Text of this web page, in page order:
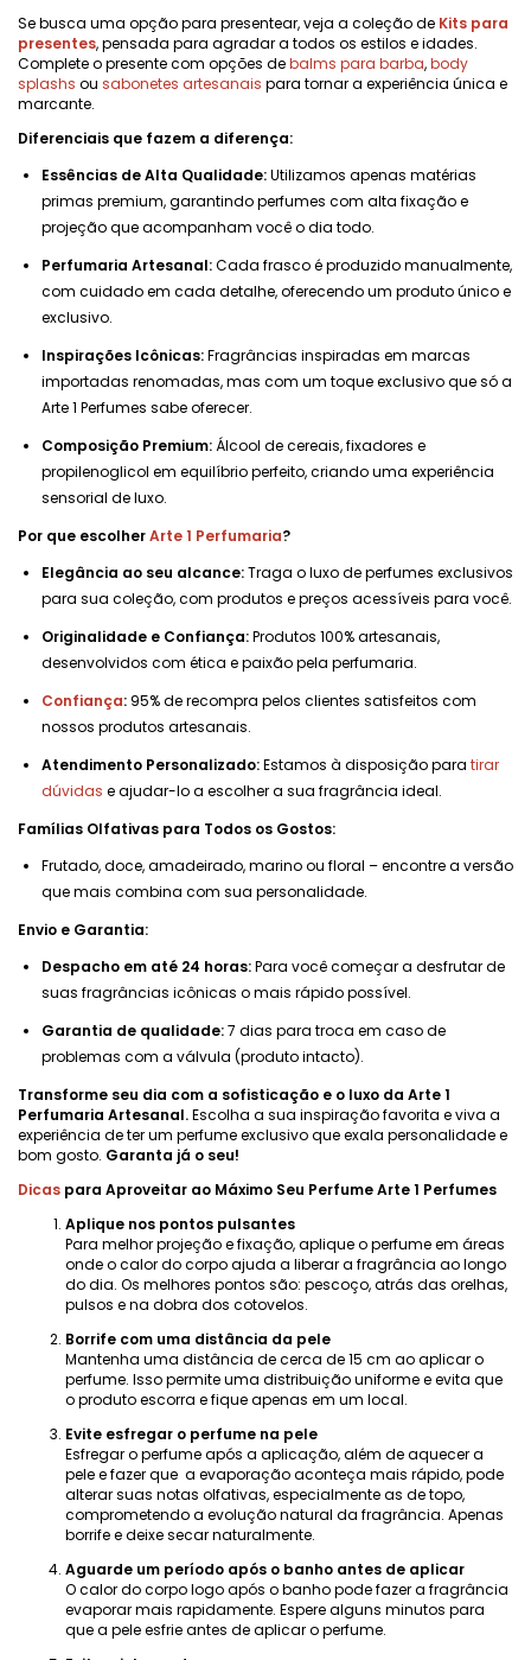
Se busca uma opção para presentear, veja a coleção de Kits para
presentes, pensada para agradar a todos os estilos e idades.
Complete o presente com opções debalms para barba,body
splashs ou sabonetes artesanais para tornar a experiência única e
marcante.
Diferenciais que fazem a diferença:
Essências de Alta Qualidade:Utilizamos apenas matérias
primas premium, garantindo perfumes com alta fixação e
projeção que acompanham você o dia todo.
Perfumaria Artesanal:Cada frasco é produzido manualmente,
com cuidado em cada detalhe, oferecendo um produto único e
exclusivo.
Inspirações Icônicas:Fragrâncias inspiradas em marcas
importadas renomadas, mas com um toque exclusivo que só a
Arte 1 Perfumes sabe oferecer.
Composição Premium:Álcool de cereais, fixadores e
propilenoglicol em equilíbrio perfeito, criando uma experiência
sensorial de luxo.
Por que escolherArte 1 Perfumaria?
Elegância ao seu alcance:Traga o luxo de perfumes exclusivos
para sua coleção, com produtos e preços acessíveis para você.
Originalidade e Confiança:Produtos 100% artesanais,
desenvolvidos com ética e paixão pela perfumaria.
Confiança: 95% de recompra pelos clientes satisfeitos com
nossos produtos artesanais.
Atendimento Personalizado:Estamos à disposição para tirar
dúvidas e ajudar-lo a escolher a sua fragrância ideal.
Famílias Olfativas para Todos os Gostos:
Frutado, doce, amadeirado, marino ou floral – encontre a versão
que mais combina com sua personalidade.
Envio e Garantia:
Despacho em até 24 horas:Para você começar a desfrutar de
suas fragrâncias icônicas o mais rápido possível.
Garantia de qualidade:7 dias para troca em caso de
problemas com a válvula (produto intacto).
Transforme seu dia com a sofisticação e o luxo da Arte 1
Perfumaria Artesanal.Escolha a sua inspiração favorita e viva a
experiência de ter um perfume exclusivo que exala personalidade e
bom gosto. Garanta já o seu!
Dicas para Aproveitar ao Máximo Seu Perfume Arte 1 Perfumes
Aplique nos pontos pulsantes
Para melhor projeção e fixação, aplique o perfume em áreas
onde o calor do corpo ajuda a liberar a fragrância ao longo
do dia. Os melhores pontos são: pescoço, atrás das orelhas,
pulsos e na dobra dos cotovelos.
Borrife com uma distância da pele
Mantenha uma distância de cerca de 15 cm ao aplicar o
perfume. Isso permite uma distribuição uniforme e evita que
o produto escorra e fique apenas em um local.
Evite esfregar o perfume na pele
Esfregar o perfume após a aplicação, além de aquecer a
pele e fazer que a evaporação aconteça mais rápido, pode
alterar suas notas olfativas, especialmente as de topo,
comprometendo a evolução natural da fragrância. Apenas
borrife e deixe secar naturalmente.
Aguarde um período após o banho antes de aplicar
O calor do corpo logo após o banho pode fazer a fragrância
evaporar mais rapidamente. Espere alguns minutos para
que a pele esfrie antes de aplicar o perfume.